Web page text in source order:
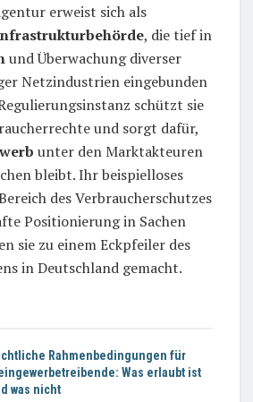
erweist sich als
, die tief in
und Überwachung diverser
Netzindustrien eingebunden
schützt sie
und sorgt dafür,
unter den Marktakteuren
bleibt. Ihr beispielloses
des Verbraucherschutzes
Positionierung in Sachen
sie zu einem Eckpfeiler des
in Deutschland gemacht.
Rahmenbedingungen für
Was erlaubt ist
was nicht